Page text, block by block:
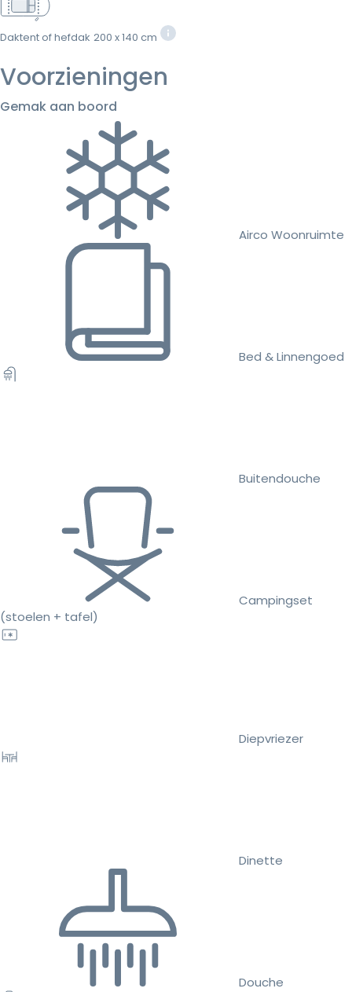
Daktent of hefdak 200 x 140 cm
Voorzieningen
Gemak aan boord
Airco Woonruimte
Bed & Linnengoed
Buitendouche
Campingset
(stoelen + tafel)
Diepvriezer
Dinette
Douche